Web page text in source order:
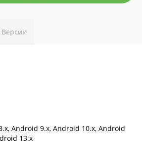
Версии
Android 9.x, Android 10.x, Android
13.x